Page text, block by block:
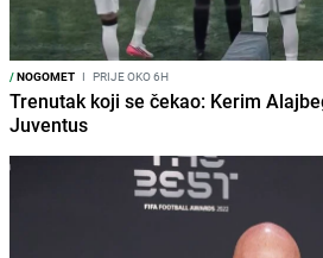
/NOGOMET I PRIJE OKO 6H
Trenutak koji se čekao: Kerim
Juventus